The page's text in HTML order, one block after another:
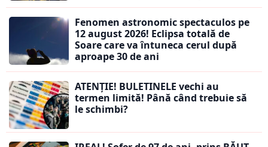
Fenomen astronomic spectaculos pe
12 august 2026! Eclipsa totală de
Soare care va întuneca cerul după
aproape 30 de ani
ATENȚIE! BULETINELE vechi au
termen limită! Până când trebuie să
le schimbi?